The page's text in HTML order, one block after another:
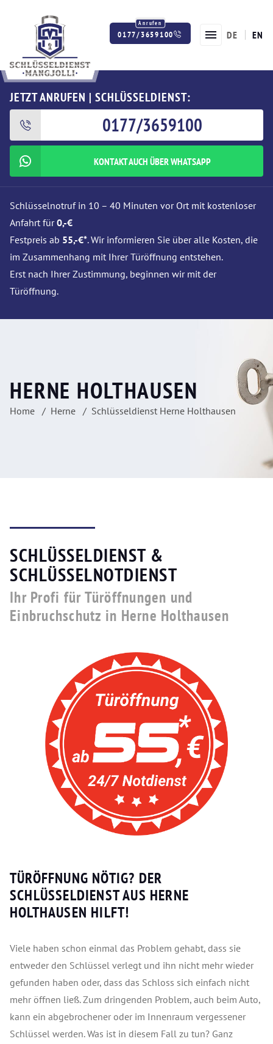
0177/3659100 DE EN
JETZT ANRUFEN | SCHLÜSSELDIENST:
0177/3659100
KONTAKT AUCH ÜBER WHATSAPP
Schlüsselnotruf in 10 – 40 Minuten vor Ort mit kostenloser
Anfahrt für0,-€
Festpreis ab 55,-€*. Wir informieren Sie über alle Kosten, die
im Zusammenhang mit Ihrer Türöffnung entstehen.
Erst nach Ihrer Zustimmung, beginnen wir mit der
Türöffnung.
HERNE HOLTHAUSEN
Home Herne Schlüsseldienst Herne Holthausen
SCHLÜSSELDIENST &
SCHLÜSSELNOTDIENST
Ihr Profi für Türöffnungen und
Einbruchschutz in Herne Holthausen
TÜRÖFFNUNG NÖTIG? DER
SCHLÜSSELDIENST AUS HERNE
HOLTHAUSEN HILFT!
Viele haben schon einmal das Problem gehabt, dass sie
entweder den Schlüssel verlegt und ihn nicht mehr wieder
gefunden haben oder, dass das Schloss sich einfach nicht
mehr öffnen ließ. Zum dringenden Problem, auch beim Auto,
kann ein abgebrochener oder im Innenraum vergessener
Schlüssel werden. Was ist in diesem Fall zu tun? Ganz